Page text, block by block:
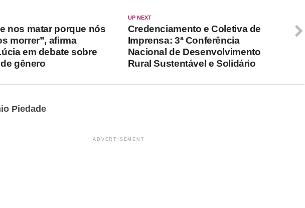
UP NEXT
Credenciamento e Coletiva de
Imprensa: 3ª Conferência
Nacional de Desenvolvimento
Rural Sustentável e Solidário
nos matar porque nós
morrer”, afirma
em debate sobre
gênero
Piedade
ADVERTISEMENT